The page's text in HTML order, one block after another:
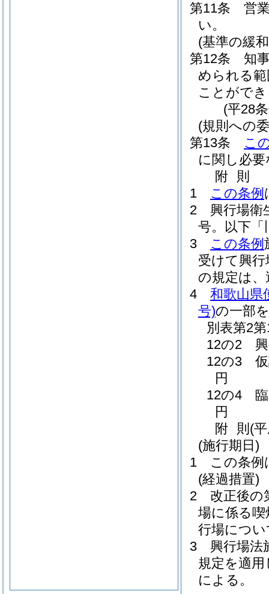
第11条
営
い。
(基準の緩
第12条
知
められる
ことがで
(平28
(規則への
第13条
こ
に関し必
附 則
1
この条例
2
興行場衛
号。以下「
3
この条例
受けて興
の規定は
4
和歌山県
号)の一部
別表第2
12の2 興
12の3 仮
円
12の4 臨
円
附 則 (
(施行期日)
1
この条例
(経過措置)
2
改正後の
場に係る
行場につ
3
興行場法
規定を適
による。